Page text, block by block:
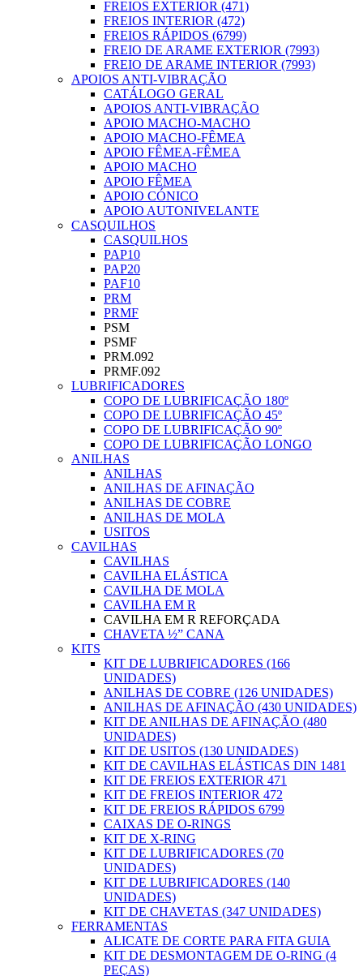
FREIOS EXTERIOR (471)
FREIOS INTERIOR (472)
FREIOS RÁPIDOS (6799)
FREIO DE ARAME EXTERIOR (7993)
FREIO DE ARAME INTERIOR (7993)
APOIOS ANTI-VIBRAÇÃO
CATÁLOGO GERAL
APOIOS ANTI-VIBRAÇÃO
APOIO MACHO-MACHO
APOIO MACHO-FÊMEA
APOIO FÊMEA-FÊMEA
APOIO MACHO
APOIO FÊMEA
APOIO CÓNICO
APOIO AUTONIVELANTE
CASQUILHOS
CASQUILHOS
PAP10
PAP20
PAF10
PRM
PRMF
PSM
PSMF
PRM.092
PRMF.092
LUBRIFICADORES
COPO DE LUBRIFICAÇÃO 180º
COPO DE LUBRIFICAÇÃO 45º
COPO DE LUBRIFICAÇÃO 90º
COPO DE LUBRIFICAÇÃO LONGO
ANILHAS
ANILHAS
ANILHAS DE AFINAÇÃO
ANILHAS DE COBRE
ANILHAS DE MOLA
USITOS
CAVILHAS
CAVILHAS
CAVILHA ELÁSTICA
CAVILHA DE MOLA
CAVILHA EM R
CAVILHA EM R REFORÇADA
CHAVETA ½” CANA
KITS
KIT DE LUBRIFICADORES (166
UNIDADES)
ANILHAS DE COBRE (126 UNIDADES)
ANILHAS DE AFINAÇÃO (430 UNIDADES)
KIT DE ANILHAS DE AFINAÇÃO (480
UNIDADES)
KIT DE USITOS (130 UNIDADES)
KIT DE CAVILHAS ELÁSTICAS DIN 1481
KIT DE FREIOS EXTERIOR 471
KIT DE FREIOS INTERIOR 472
KIT DE FREIOS RÁPIDOS 6799
CAIXAS DE O-RINGS
KIT DE X-RING
KIT DE LUBRIFICADORES (70
UNIDADES)
KIT DE LUBRIFICADORES (140
UNIDADES)
KIT DE CHAVETAS (347 UNIDADES)
FERRAMENTAS
ALICATE DE CORTE PARA FITA GUIA
KIT DE DESMONTAGEM DE O-RING (4
PEÇAS)